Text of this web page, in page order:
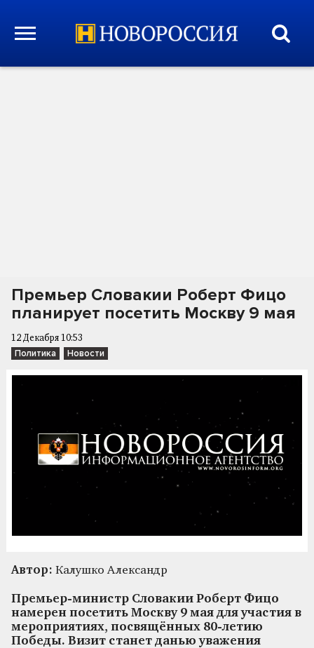
Премьер Словакии Роберт Фицо
планирует посетить Москву 9 мая
12 Декабря 10:53
Политика Новости
Автор: Калушко Александр
Премьер-министр Словакии Роберт Фицо
намерен посетить Москву 9 мая для участия в
мероприятиях, посвящённых 80-летию
Победы. Визит станет данью уважения